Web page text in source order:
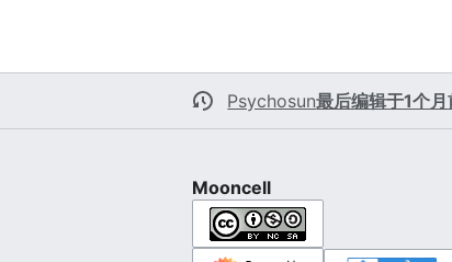
Psychosun最后编辑于1个月
Mooncell